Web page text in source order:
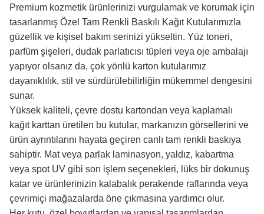
Premium kozmetik ürünlerinizi vurgulamak ve korumak için
tasarlanmış Özel Tam Renkli Baskılı Kağıt Kutularımızla
güzellik ve kişisel bakım serinizi yükseltin. Yüz toneri,
parfüm şişeleri, dudak parlatıcısı tüpleri veya oje ambalajı
yapıyor olsanız da, çok yönlü karton kutularımız
dayanıklılık, stil ve sürdürülebilirliğin mükemmel dengesini
sunar.
Yüksek kaliteli, çevre dostu kartondan veya kaplamalı
kağıt karttan üretilen bu kutular, markanızın görsellerini ve
ürün ayrıntılarını hayata geçiren canlı tam renkli baskıya
sahiptir. Mat veya parlak laminasyon, yaldız, kabartma
veya spot UV gibi son işlem seçenekleri, lüks bir dokunuş
katar ve ürünlerinizin kalabalık perakende raflarında veya
çevrimiçi mağazalarda öne çıkmasına yardımcı olur.